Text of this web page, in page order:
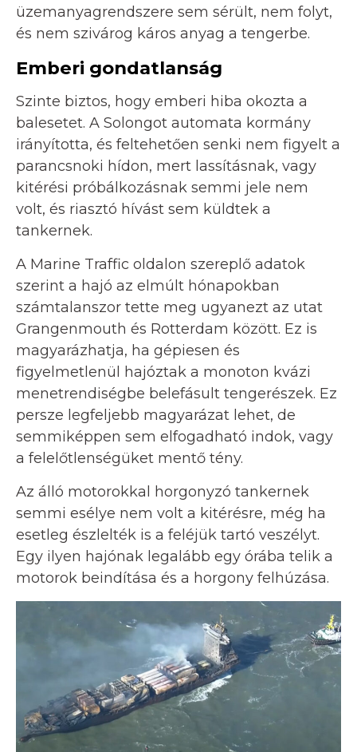
üzemanyagrendszere sem sérült, nem folyt,
és nem szivárog káros anyag a tengerbe.
Emberi gondatlanság
Szinte biztos, hogy emberi hiba okozta a
balesetet. A Solongot automata kormány
irányította, és feltehetően senki nem figyelt a
parancsnoki hídon, mert lassításnak, vagy
kitérési próbálkozásnak semmi jele nem
volt, és riasztó hívást sem küldtek a
tankernek.
A Marine Traffic oldalon szereplő adatok
szerint a hajó az elmúlt hónapokban
számtalanszor tette meg ugyanezt az utat
Grangenmouth és Rotterdam között. Ez is
magyarázhatja, ha gépiesen és
figyelmetlenül hajóztak a monoton kvázi
menetrendiségbe belefásult tengerészek. Ez
persze legfeljebb magyarázat lehet, de
semmiképpen sem elfogadható indok, vagy
a felelőtlenségüket mentő tény.
Az álló motorokkal horgonyzó tankernek
semmi esélye nem volt a kitérésre, még ha
esetleg észlelték is a feléjük tartó veszélyt.
Egy ilyen hajónak legalább egy órába telik a
motorok beindítása és a horgony felhúzása.